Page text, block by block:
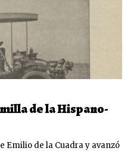
de la Hispano-
Emilio de la Cuadra y avanzó